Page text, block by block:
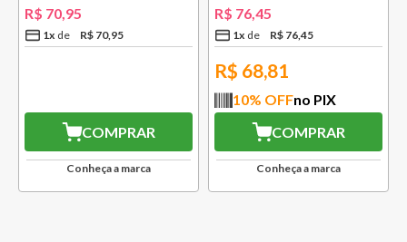
R$ 70,95
1x R$ 70,95
COMPRAR
Conheça a marca
R$ 76,45
1x R$ 76,45
R$ 68,81
10% OFFno PIX
COMPRAR
Conheça a marca